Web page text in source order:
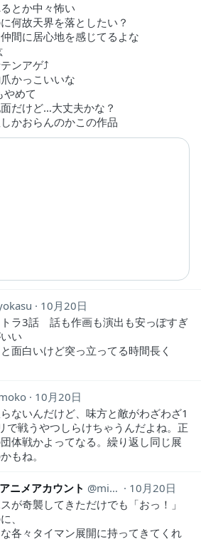
とか中々怖い
何故天界を落としたい？
間に居心地を感じてるよな
ンアゲ⤴︎
かっこいいな
やめて
だけど…大丈夫かな？
かおらんのかこの作品
10月20日
ラ3話 話も作画も演出も安っぽすぎ
い
面白いけど突っ立ってる時間長く
10月20日
ないんだけど、味方と敵がわざわざ1
で戦うやつしらけちゃうんだよね。正
体戦かよってなる。繰り返し同じ展
もね。
ニメアカウント mikianimeaka
10月20日
が奇襲してきただけでも「おっ！」
、
各々タイマン展開に持ってきてくれ